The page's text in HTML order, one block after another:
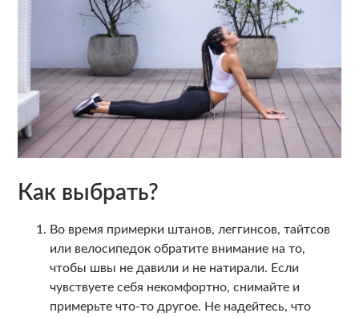
Как выбрать?
Во время примерки штанов, леггинсов, тайтсов
или велосипедок обратите внимание на то,
чтобы швы не давили и не натирали. Если
чувствуете себя некомфортно, снимайте и
примерьте что-то другое. Не надейтесь, что